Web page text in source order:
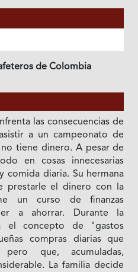
de Colombia
las consecuencias de
a un campeonato de
tiene dinero. A pesar de
en cosas innecesarias
diaria. Su hermana
prestarle el dinero con la
un curso de finanzas
a ahorrar. Durante la
el concepto de "gastos
compras diarias que
pero que, acumuladas,
La familia decide